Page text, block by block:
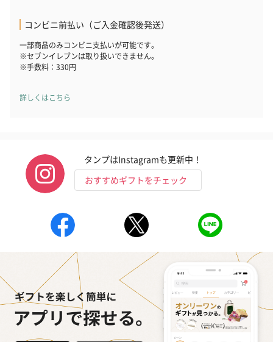
コンビニ前払い（ご入金確認後発送）
一部商品のみコンビニ支払いが可能です。
※セブンイレブンは取り扱いできません。
※手数料：330円
詳しくはこちら
タンプはInstagramも更新中！
おすすめギフトをチェック